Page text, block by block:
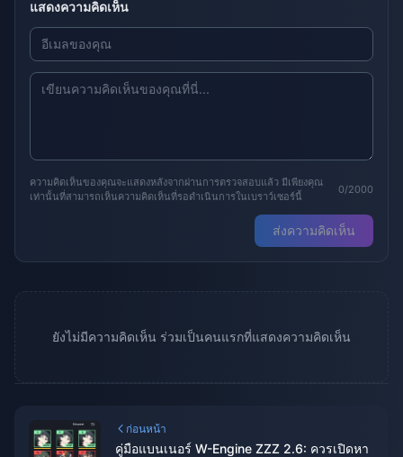
แสดงความคิดเห็น
ความคิดเห็นของคุณจะแสดงหลังจากผ่านการตรวจสอบแล้ว มีเพียงคุณ
เท่านั้นที่สามารถเห็นความคิดเห็นที่รอดำเนินการในเบราว์เซอร์นี้
0/2000
ส่งความคิดเห็น
ยังไม่มีความคิดเห็น ร่วมเป็นคนแรกที่แสดงความคิดเห็น
ก่อนหน้า
คู่มือแบนเนอร์ W-Engine ZZZ 2.6: ควรเปิดหา